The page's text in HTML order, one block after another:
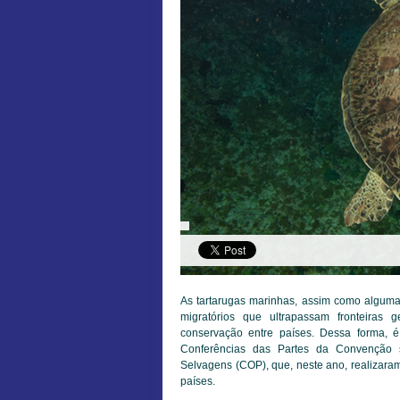
As tartarugas marinhas, assim como
migratórios que ultrapassam fronteiras
conservação entre países. Dessa forma,
Conferências das Partes da
Selvagens (COP), que, neste ano,
países.